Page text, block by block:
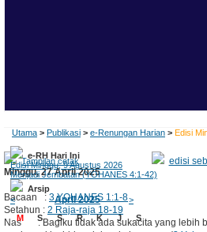
Utama > Publikasi > e-Renungan Harian > Edisi
Tampilan cetak edisi
Minggu, 27 April 2025
Bacaan : 3 YOHANES 1:1-8
Setahun : 2 Raja-raja 18-19
Nas : Bagiku tidak ada sukacita yang lebih
e-RH Hari Ini
Edisi Minggu, 9 Agustus 2026
Menjadi Jembatan (YOHANES 4:1-42)
Arsip
<
April 2025
>
M
S S R K J S